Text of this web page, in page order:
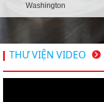
Washington
THƯ VIỆN VIDEO